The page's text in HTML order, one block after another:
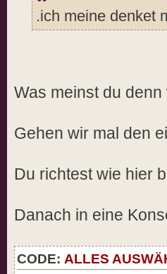
.ich meine denket
Was meinst du
Gehen wir mal den
Du richtest wie hier
Danach in eine
CODE: ALLES